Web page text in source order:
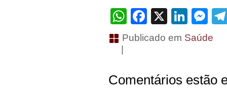
WhatsApp
Facebook
X
Publicado em Saúde
Comentários estão